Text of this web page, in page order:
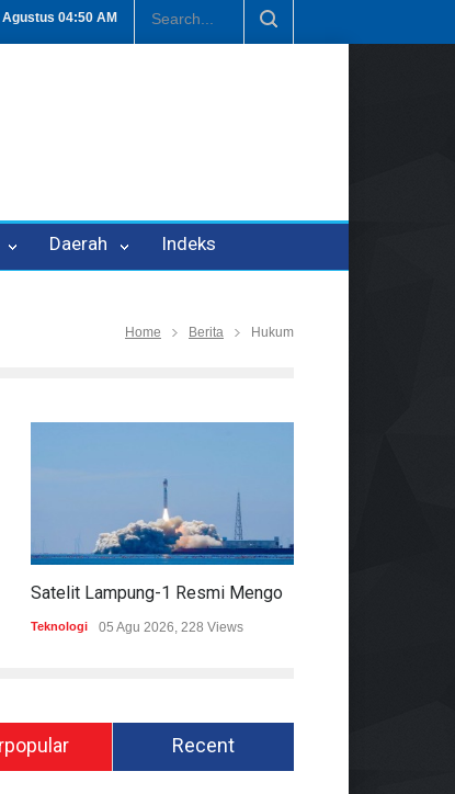
Agustus 04:50 AM
Tembus Rp1,6 Triliun, Nilai Investasi di Lamteng Tertinggi di
Daerah Indeks
Home Berita Hukum
Teknologi 05 Agu 2026, 228 Views
Recent